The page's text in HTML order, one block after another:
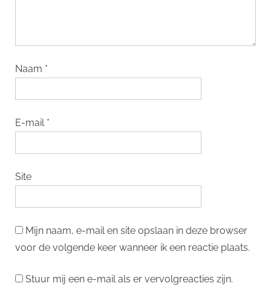
Naam *
E-mail *
Site
Mijn naam, e-mail en site opslaan in deze browser
voor de volgende keer wanneer ik een reactie plaats.
Stuur mij een e-mail als er vervolgreacties zijn.